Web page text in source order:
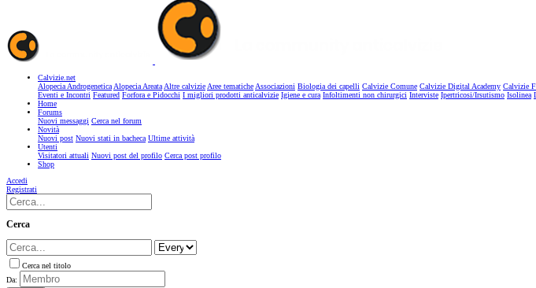
Calvizie.net
Alopecia AndrogeneticaAlopecia AreataAltre calvizieAree tematicheAssociazioni Biologia dei capelli Calvizie Comune Calvizie Digital Academy Calvizie
Eventi e Incontri Featured Forfora e Pidocchi I migliori prodotti anticalvizie Igiene e cura Infoltimenti non chirurgici Interviste Ipertricosi/Irsutismo Isolinea
Home
Forums
Nuovi messaggi Cerca nel forum
Novità
Nuovi post Nuovi stati in bacheca Ultime attività
Utenti
Visitatori attuali Nuovi post del profilo Cerca post profilo
Shop
Accedi
Registrati
Cerca
Cerca nel titolo
Da: